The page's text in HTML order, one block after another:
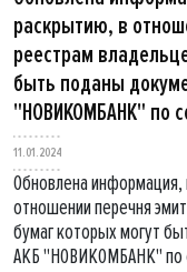
раскрытию, в
реестрам
быть поданы
"НОВИКОМБАНК" по
11.01.2024
Обновлена
отношении перечня
бумаг которых могут
АКБ "НОВИКОМБАНК" по